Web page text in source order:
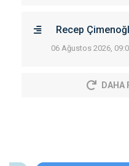
Recep
06 Ağustos 2026,
DAHA